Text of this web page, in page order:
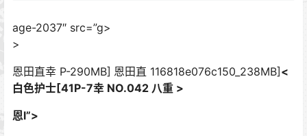
age-2037″ src=”g>
>
恩田直幸 P-290MB] 恩田直 116818e076c150_238MB] <
白色护士[41P-7幸 NO.042 八重 >
恩l”>